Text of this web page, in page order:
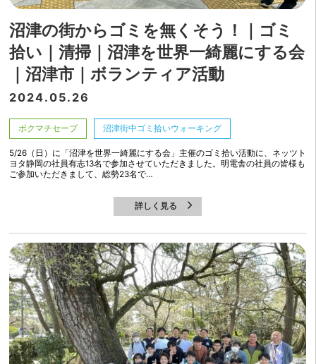
沼津の街からゴミを無くそう！｜ゴミ
拾い｜清掃｜沼津を世界一綺麗にする会
｜沼津市｜ボランティア活動
2024.05.26
ボクマチセーブ 沼津街中ゴミ拾いウォーキング
5/26（日）に「沼津を世界一綺麗にする会」主催のゴミ拾い活動に、ネッツト
ヨタ静岡の社員有志13名で参加させていただきました。明電舎の社員の皆様も
ご参加いただきまして、総勢23名で…
詳しく見る